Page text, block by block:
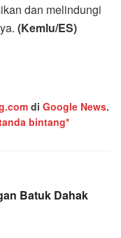
dan melindungi
(Kemlu/ES)
di Google News.
bintang*
Batuk Dahak